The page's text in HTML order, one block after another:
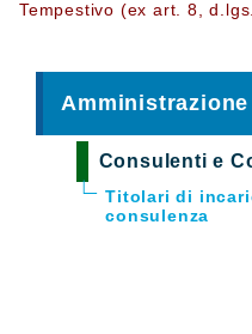
Tempestivo (ex art. 8,
Consulenti e
Titolari di
consulenza